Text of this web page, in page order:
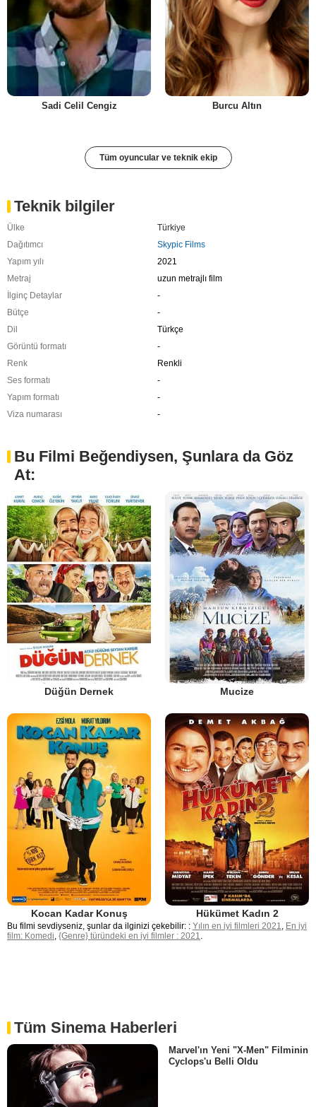
Sadi Celil Cengiz Burcu Altın
Tüm oyuncular ve teknik ekip
Teknik bilgiler
Ülke
Türkiye
Dağıtımcı
Skypic Films
Yapım yılı
2021
Metraj
uzun metrajlı film
İlginç Detaylar
-
Bütçe
-
Dil
Türkçe
Görüntü formatı
-
Renk
Renkli
Ses formatı
-
Yapım formatı
-
Viza numarası
-
Bu Filmi Beğendiysen, Şunlara da Göz
At:
Düğün Dernek Mucize
Kocan Kadar Konuş Hükümet Kadın 2
Bu filmi sevdiyseniz, şunlar da ilginizi çekebilir: : Yılın en iyi filmleri 2021
En iyi
film: Komedi {Genre} türündeki en iyi filmler : 2021
Tüm Sinema Haberleri
Marvel'ın Yeni "X-Men" Filminin
Cyclops'u Belli Oldu